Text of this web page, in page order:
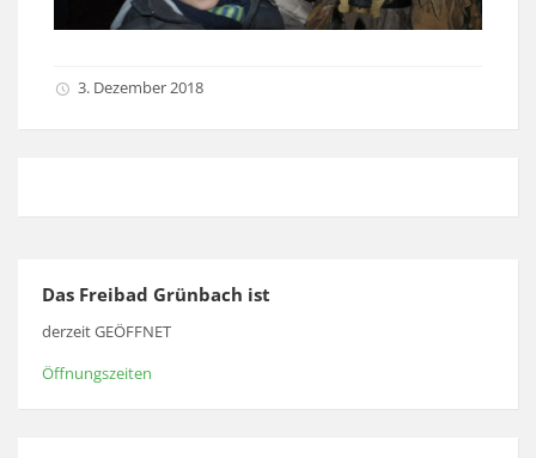
3. Dezember 2018
Das Freibad Grünbach ist
derzeit GEÖFFNET
Öffnungszeiten